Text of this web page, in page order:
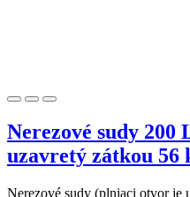
Nerezové sudy
uzavretý zátkou 56
Nerezové sudy (plniaci otvor je